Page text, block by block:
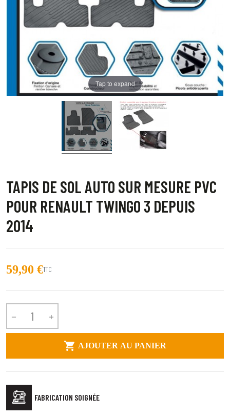
Tap to expand
TAPIS DE SOL AUTO SUR MESURE PVC
POUR RENAULT TWINGO 3 DEPUIS
2014
59,90 €TTC
 
 AJOUTER AU PANIER
FABRICATION SOIGNÉE